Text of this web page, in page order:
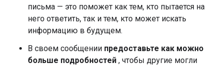
письма — это поможет как тем, кто пытается на
него ответить, так и тем, кто может искать
информацию в будущем.
В своем сообщении предоставьте как можно
больше подробностей , чтобы другие могли